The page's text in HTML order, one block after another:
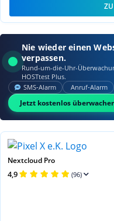
Nie wieder einen
verpassen.
Rund-um-die-Uhr-
HOSTtest Plus.
SMS‑Alarm Anruf‑Alarm
Jetzt kostenlos
Nextcloud Pro
4,9 (96)